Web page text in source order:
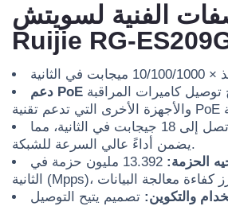
الفنية لسويتش
Ruijie RG-
توصيل كاميرات المراقبة
تصل إلى 18 جيجابت في الثانية، مما
يضمن أداءً عالي السرعة للشبكة.
الحزمة:
13.392 مليون حزمة في
والتكوين: تصميم يتيح التوصيل